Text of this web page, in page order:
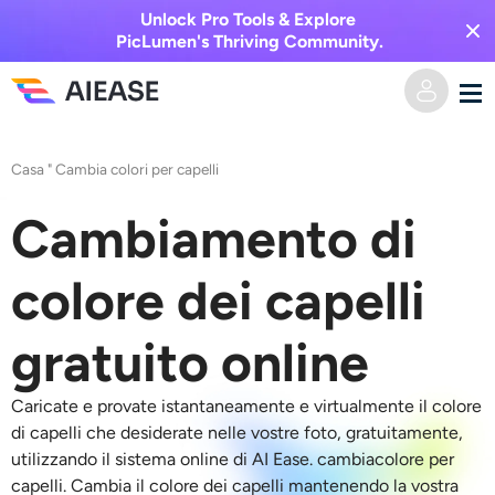
Unlock Pro Tools & Explore
PicLumen's Thriving Community.
Effetti video
Generatore di baci AI
Da immagine a immagine
Da testo a immagine
Strumenti di intelligenza artificiale
Editor e creatore di foto
Prezzi
Casa "Cambia colori per capelli
Cambiamento di
colore dei capelli
gratuito online
Caricate e provate istantaneamente e virtualmente il colore
di capelli che desiderate nelle vostre foto, gratuitamente,
utilizzando il sistema online di AI Ease.cambiacolore per
capelli. Cambia il colore dei capelli mantenendo la vostra